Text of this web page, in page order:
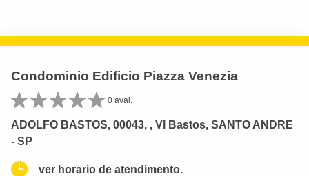
Condominio Edificio Piazza Venezia
0 aval.
ADOLFO BASTOS, 00043, , Vl Bastos, SANTO ANDRE
- SP
ver horario de atendimento.